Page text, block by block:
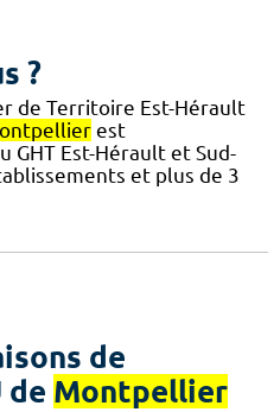
?
de Territoire Est-Hérault
est
GHT Est-Hérault et Sud-
et plus de 3
de
de Montpellier